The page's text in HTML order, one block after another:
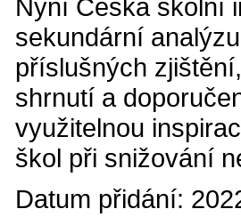
Nyní Česká školní
sekundární
příslušných
shrnutí a
využitelnou
škol při snižování
Datum přidání: